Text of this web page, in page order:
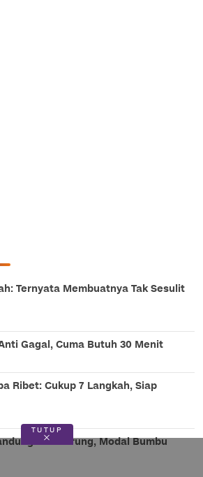
Ternyata Membuatnya Tak Sesulit
Gagal, Cuma Butuh 30 Menit
Ribet: Cukup 7 Langkah, Siap
Ala Warung, Modal Bumbu
TUTUP